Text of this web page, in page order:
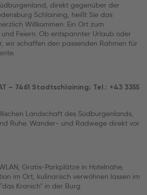
direkt gegenüber der
Schlaining, heißt Sie das
Willkommen. Ein Ort zum
Feiern. Ob entspannter Urlaub oder
wir schaffen den passenden Rahmen für
– 7461 Stadtschlaining; Tel.: +43 3355
Landschaft des Südburgenlands,
Ruhe. Wander- und Radwege direkt vor
Gratis-Parkplätze in Hotelnähe,
im Ort, kulinarisch verwöhnen lassen im
Kranich" in der Burg